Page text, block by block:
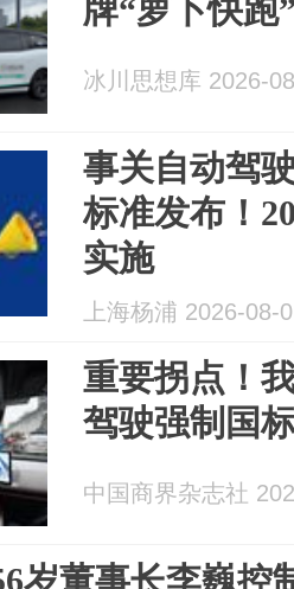
牌“萝卜快跑
冰川思想库 2026-
事关自动驾
标准发布！
实施
上海杨浦 2026-08-
重要拐点！
驾驶强制国
中国商界杂志社
岁董事长李巍控